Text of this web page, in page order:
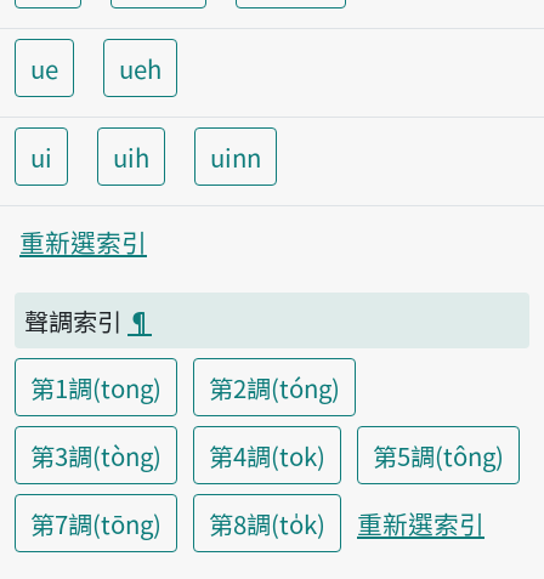
ue ueh
ui uih uinn
重新選索引
聲調索引 ¶
第1調(tong)
第2調(tóng)
第3調(tòng)
第4調(tok)
第5調(tông)
第7調(tōng)
第8調(to̍k) 重新選索引